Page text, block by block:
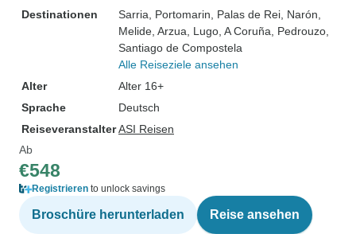
Destinationen
Sarria , Portomarin , Palas de Rei , Narón
Melide , Arzua , Lugo , A Coruña , Pedrouzo
Santiago de Compostela
Alle Reiseziele ansehen
Alter
Alter 16+
Sprache
Deutsch
ReiseveranstalterASI Reisen
Ab
€548
Registrieren to unlock savings
Broschüre herunterladen Reise ansehen